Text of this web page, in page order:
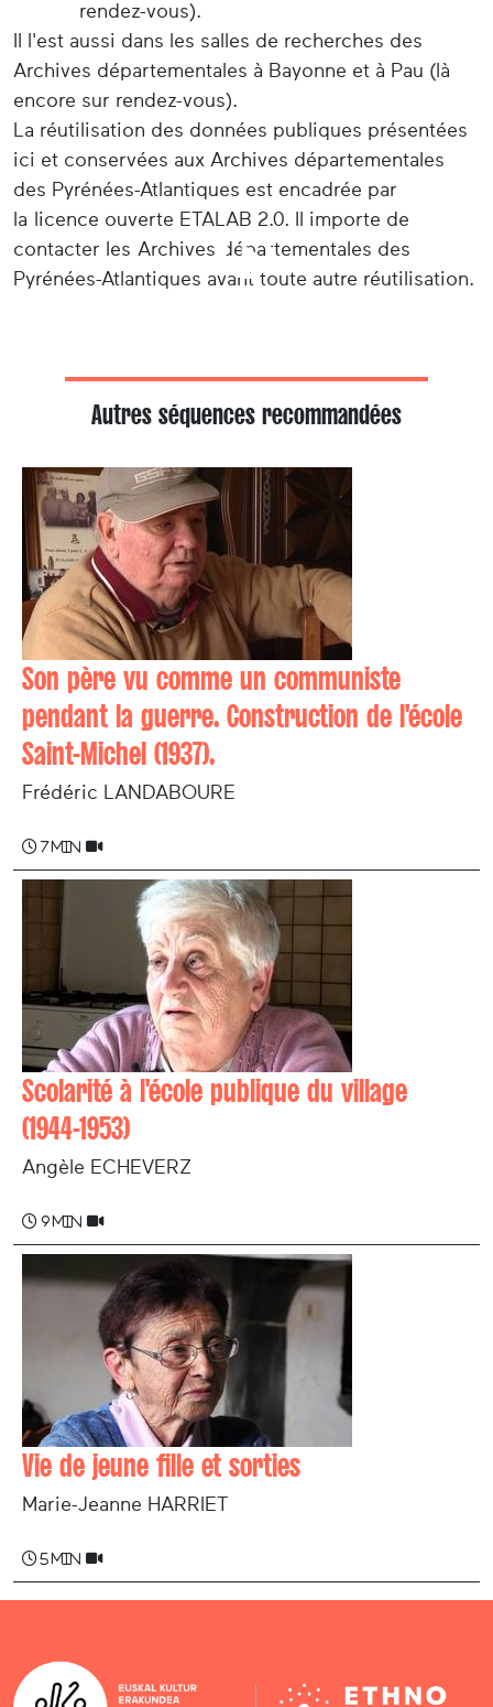
rendez-vous).
Il l'est aussi dans les salles de recherches des
Archives départementales à Bayonne et à Pau (là
encore sur rendez-vous).
La réutilisation des données publiques présentées
ici et conservées aux Archives départementales
des Pyrénées-Atlantiques est encadrée par
la licence ouverte ETALAB 2.0. Il importe de
contacter les Archives départementales des
Pyrénées-Atlantiques avant toute autre réutilisation.
Autres séquences recommandées
Son père vu comme un communiste
pendant la guerre. Construction de l'école
Saint-Michel (1937).
Frédéric LANDABOURE
7 min
Scolarité à l'école publique du village
(1944-1953)
Angèle ECHEVERZ
9 min
Vie de jeune fille et sorties
Marie-Jeanne HARRIET
5 min